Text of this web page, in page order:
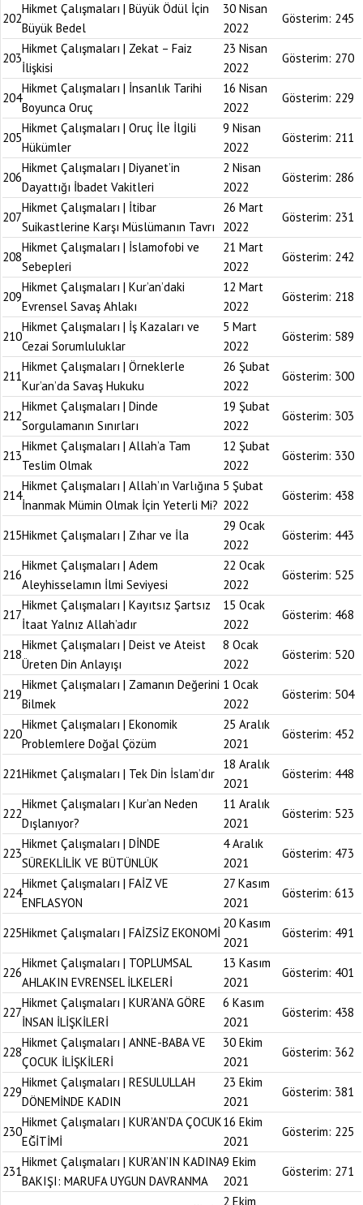
202
Hikmet Çalışmaları | Büyük Ödül İçin
Büyük Bedel
30 Nisan
2022
Gösterim: 245
203
Hikmet Çalışmaları | Zekat – Faiz
İlişkisi
23 Nisan
2022
Gösterim: 270
204
Hikmet Çalışmaları | İnsanlık Tarihi
Boyunca Oruç
16 Nisan
2022
Gösterim: 229
205
Hikmet Çalışmaları | Oruç İle İlgili
Hükümler
9 Nisan
2022
Gösterim: 211
206
Hikmet Çalışmaları | Diyanet’in
Dayattığı İbadet Vakitleri
2 Nisan
2022
Gösterim: 286
207
Hikmet Çalışmaları | İtibar
Suikastlerine Karşı Müslümanın Tavrı
26 Mart
2022
Gösterim: 231
208
Hikmet Çalışmaları | İslamofobi ve
Sebepleri
21 Mart
2022
Gösterim: 242
209
Hikmet Çalışmaları | Kur’an’daki
Evrensel Savaş Ahlakı
12 Mart
2022
Gösterim: 218
210
Hikmet Çalışmaları | İş Kazaları ve
Cezai Sorumluluklar
5 Mart
2022
Gösterim: 589
211
Hikmet Çalışmaları | Örneklerle
Kur’an’da Savaş Hukuku
26 Şubat
2022
Gösterim: 300
212
Hikmet Çalışmaları | Dinde
Sorgulamanın Sınırları
19 Şubat
2022
Gösterim: 303
213
Hikmet Çalışmaları | Allah’a Tam
Teslim Olmak
12 Şubat
2022
Gösterim: 330
214
Hikmet Çalışmaları | Allah’ın Varlığına
İnanmak Mümin Olmak İçin Yeterli Mi?
5 Şubat
2022
Gösterim: 438
215Hikmet Çalışmaları | Zıhar ve İla
29 Ocak
2022
Gösterim: 443
216
Hikmet Çalışmaları | Adem
Aleyhisselamın İlmi Seviyesi
22 Ocak
2022
Gösterim: 525
217
Hikmet Çalışmaları | Kayıtsız Şartsız
İtaat Yalnız Allah’adır
15 Ocak
2022
Gösterim: 468
218
Hikmet Çalışmaları | Deist ve Ateist
Üreten Din Anlayışı
8 Ocak
2022
Gösterim: 520
219
Hikmet Çalışmaları | Zamanın Değerini
Bilmek
1 Ocak
2022
Gösterim: 504
220
Hikmet Çalışmaları | Ekonomik
Problemlere Doğal Çözüm
25 Aralık
2021
Gösterim: 452
221Hikmet Çalışmaları | Tek Din İslam’dır
18 Aralık
2021
Gösterim: 448
222
Hikmet Çalışmaları | Kur’an Neden
Dışlanıyor?
11 Aralık
2021
Gösterim: 523
223
Hikmet Çalışmaları | DİNDE
SÜREKLİLİK VE BÜTÜNLÜK
4 Aralık
2021
Gösterim: 473
224
Hikmet Çalışmaları | FAİZ VE
ENFLASYON
27 Kasım
2021
Gösterim: 613
225Hikmet Çalışmaları | FAİZSİZ EKONOMİ
20 Kasım
2021
Gösterim: 491
226
Hikmet Çalışmaları | TOPLUMSAL
AHLAKIN EVRENSEL İLKELERİ
13 Kasım
2021
Gösterim: 401
227
Hikmet Çalışmaları | KUR’AN’A GÖRE
İNSAN İLİŞKİLERİ
6 Kasım
2021
Gösterim: 438
228
Hikmet Çalışmaları | ANNE-BABA VE
ÇOCUK İLİŞKİLERİ
30 Ekim
2021
Gösterim: 362
229
Hikmet Çalışmaları | RESULULLAH
DÖNEMİNDE KADIN
23 Ekim
2021
Gösterim: 381
230
Hikmet Çalışmaları | KUR’AN’DA ÇOCUK
EĞİTİMİ
16 Ekim
2021
Gösterim: 225
231
Hikmet Çalışmaları | KUR’AN’IN KADINA
BAKIŞI: MARUFA UYGUN DAVRANMA
9 Ekim
2021
Gösterim: 271
2 Ekim